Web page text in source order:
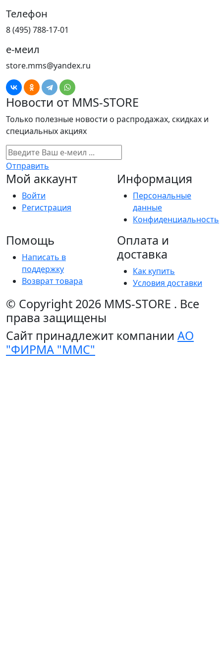
Телефон
8 (495) 788-17-01
е-меил
store.mms@yandex.ru
Новости от MMS-STORE
Только полезные новости о распродажах, скидках и
специальных акциях
Отправить
Мой аккаунт
Войти
Регистрация
Информация
Персональные
данные
Конфиденциальность
Помощь
Написать в
поддержку
Возврат товара
Оплата и
доставка
Как купить
Условия доставки
© Copyright 2026 MMS-STORE . Все
права защищены
Сайт принадлежит компании АО
"ФИРМА "ММС"